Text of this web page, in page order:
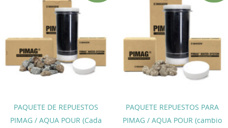
PAQUETE DE REPUESTOS
PIMAG / AQUA POUR (Cada
PAQUETE REPUESTOS PARA
PIMAG / AQUA POUR (cambio